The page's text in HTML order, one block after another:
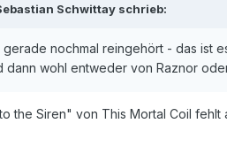
Schwittay schrieb:
gerade nochmal reingehört - das ist
dann wohl entweder von Raznor
the Siren" von This Mortal Coil fehlt